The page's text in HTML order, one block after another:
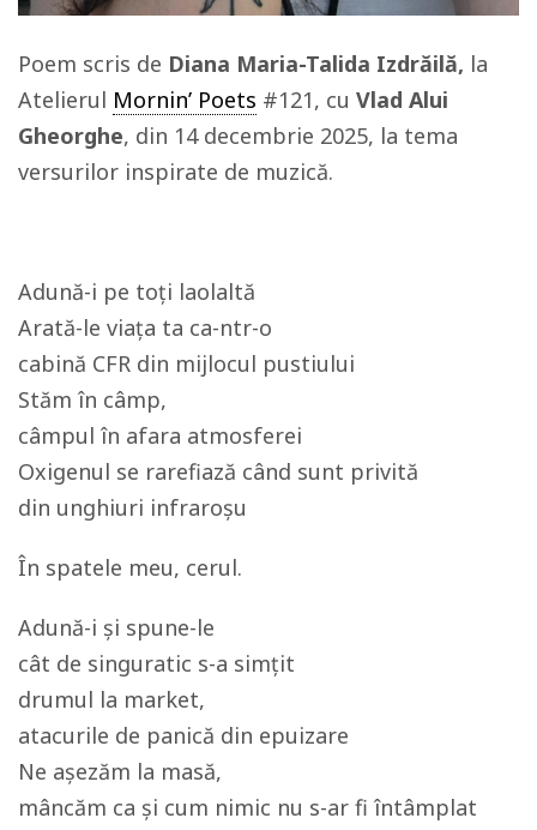
Poem scris de Diana Maria-Talida Izdrăilă, la
Atelierul Mornin’ Poets #121, cu Vlad Alui
Gheorghe, din 14 decembrie 2025, la tema
versurilor inspirate de muzică.
Adună-i pe toți laolaltă
Arată-le viața ta ca-ntr-o
cabină CFR din mijlocul pustiului
Stăm în câmp,
câmpul în afara atmosferei
Oxigenul se rarefiază când sunt privită
din unghiuri infraroșu
În spatele meu, cerul.
Adună-i și spune-le
cât de singuratic s-a simțit
drumul la market,
atacurile de panică din epuizare
Ne așezăm la masă,
mâncăm ca și cum nimic nu s-ar fi întâmplat